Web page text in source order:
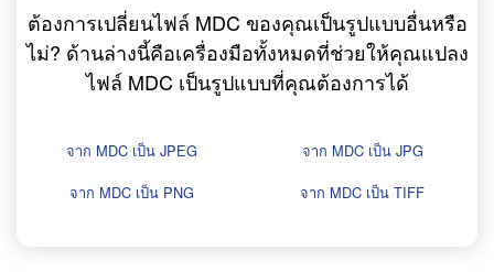
ต้องการเปลี่ยนไฟล์ MDC ของคุณเป็นรูปแบบอื่นหรือ
ไม่? ด้านล่างนี้คือเครื่องมือทั้งหมดที่ช่วยให้คุณแปลง
ไฟล์ MDC เป็นรูปแบบที่คุณต้องการได้
จาก MDC เป็น JPEG
จาก MDC เป็น JPG
จาก MDC เป็น PNG
จาก MDC เป็น TIFF